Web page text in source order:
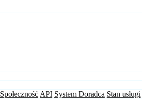
Społeczność API System Doradca Stan usługi